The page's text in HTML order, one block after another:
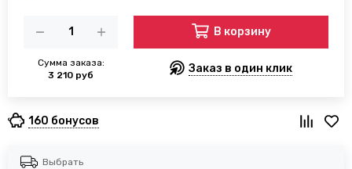
Сумма заказа:
3 210 руб
В корзину
Заказ в один клик
160 бонусов
Выбрать